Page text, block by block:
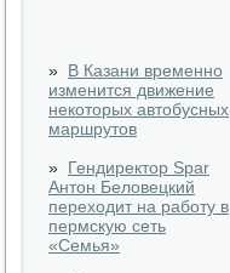
» В Казани временно
изменится движение
некоторых автобусных
маршрутов
» Гендиректор Spar
Антон Беловецкий
переходит на работу в
пермскую сеть
«Семья»